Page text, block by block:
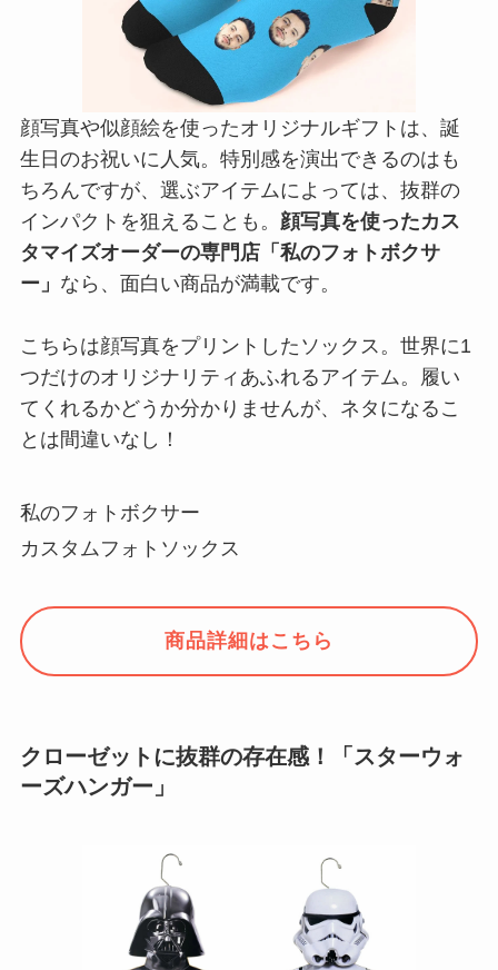
顔写真や似顔絵を使ったオリジナルギフトは、誕
生日のお祝いに人気。特別感を演出できるのはも
ちろんですが、選ぶアイテムによっては、抜群の
インパクトを狙えることも。 顔写真を使ったカス
タマイズオーダーの専門店「私のフォトボクサ
ー」 なら、面白い商品が満載です。
こちらは顔写真をプリントしたソックス。世界に1
つだけのオリジナリティあふれるアイテム。履い
てくれるかどうか分かりませんが、ネタになるこ
とは間違いなし！
私のフォトボクサー
カスタムフォトソックス
商品詳細はこちら
クローゼットに抜群の存在感！「スターウォ
ーズハンガー」